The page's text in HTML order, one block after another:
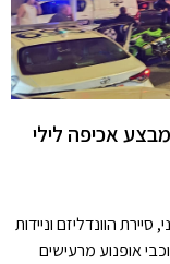
אכיפה לילי
הוונדליזם וניידות
אופנוע מרעישים